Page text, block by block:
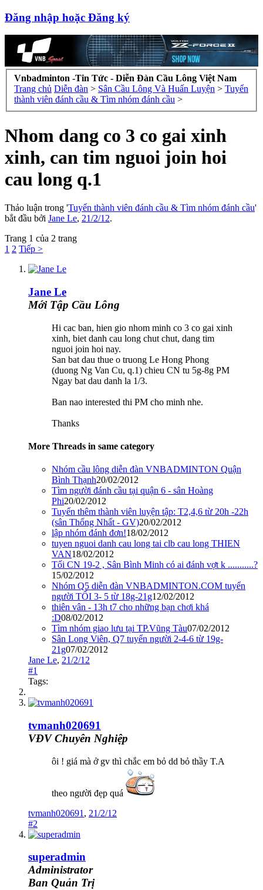
Đăng nhập hoặc Đăng ký
Vnbadminton -Tin Tức - Diễn Đàn Cầu Lông Việt Nam
Trang chủ Diễn đàn > Sân Cầu Lông Và Huấn Luyện > Tuyển
thành viên đánh cầu & Tìm nhóm đánh cầu >
Nhom dang co 3 co gai xinh
xinh, can tim nguoi join hoi
cau long q.1
Thảo luận trong 'Tuyển thành viên đánh cầu & Tìm nhóm đánh cầu'
bắt đầu bởi Jane Le, 21/2/12.
Trang 1 của 2 trang
1 2 Tiếp >
Jane Le
Mới Tập Cầu Lông
Hi cac ban, hien gio nhom minh co 3 co gai xinh
xinh, biet danh cau long chut chut, dang tim
nguoi join hoi nay.
San bat dau thue o truong Le Hong Phong
(duong Ng Van Cu, q.1) chieu CN tu 5g-8g PM
Ngay bat dau danh la 1/3.
Ban nao interested thi PM cho minh nhe.
Thanks
More Threads in same category
Nhóm cầu lông diễn đàn VNBADMINTON Quận
Bình Thạnh20/02/2012
Tìm người đánh cầu tại quận 6 - sân Hoàng
Phi20/02/2012
Tuyển thêm thành viên luyện tập: T2,4,6 từ 20h -22h
(sân Thống Nhất - GV)20/02/2012
lập nhóm đánh đơn!18/02/2012
tuyen nguoi danh cau long tai clb cau long THIEN
VAN18/02/2012
Tối CN 19-2 , Sân Bình Minh có ai đánh vợt k ...........?
15/02/2012
Nhóm Q5 diễn đàn VNBADMINTON.COM tuyển
người TỐI 3- 5 từ 18g-21g12/02/2012
thiên vân - 13h t7 cho những bạn chơi khá
:D08/02/2012
Tìm nhóm giao lưu tại TP.Vũng Tàu07/02/2012
Sân Long Viên, Q7 tuyển người 2-4-6 từ 19g-
21g07/02/2012
Jane Le, 21/2/12
#1
Tags:
tvmanh020691
VĐV Chuyên Nghiệp
ôi ! giá mà ở gv thì chắc em bỏ dd bỏ thầy T.A
theo người đẹp quá
tvmanh020691 , 21/2/12
#2
superadmin
Administrator
Ban Quản Trị